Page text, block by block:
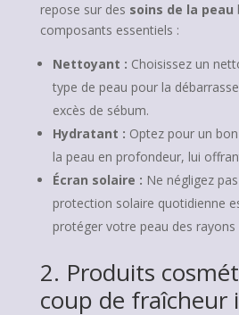
repose sur des soins de la peau
composants essentiels :
Nettoyant : Choisissez un
type de peau pour la
excès de sébum.
Hydratant : Optez pour un
la peau en profondeur, lui
Écran solaire : Ne négligez
protection solaire quotidienne
protéger votre peau des rayons
2. Produits
coup de fraîcheur